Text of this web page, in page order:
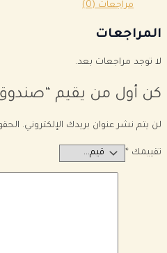
مراجعات (0)
المراجعات
لا توجد مراجعات بعد.
كن أول من يقيم
لن يتم نشر عنوان بريدك الإلكتروني.
تقييمك *